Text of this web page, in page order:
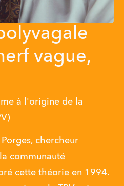
vague,
à l'origine de la
chercheur
communauté
cette théorie en 1994.